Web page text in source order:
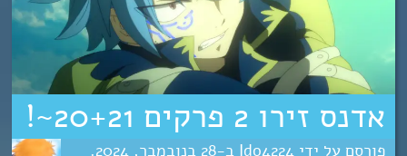
אדנס זירו 2 פרקים 20+21~!
Ido4224
28 נובמבר 2024